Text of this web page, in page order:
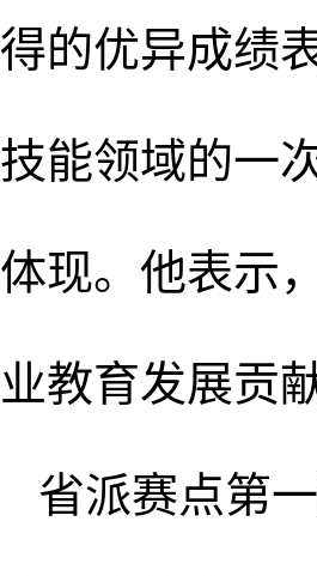
得的优异成绩
技能领域的一
体现。他表示
业教育发展贡
省派赛点第